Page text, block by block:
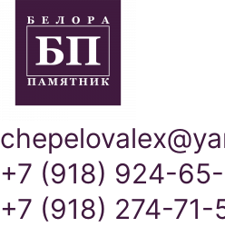
+7 (918) 924-
+7 (918) 274-71-